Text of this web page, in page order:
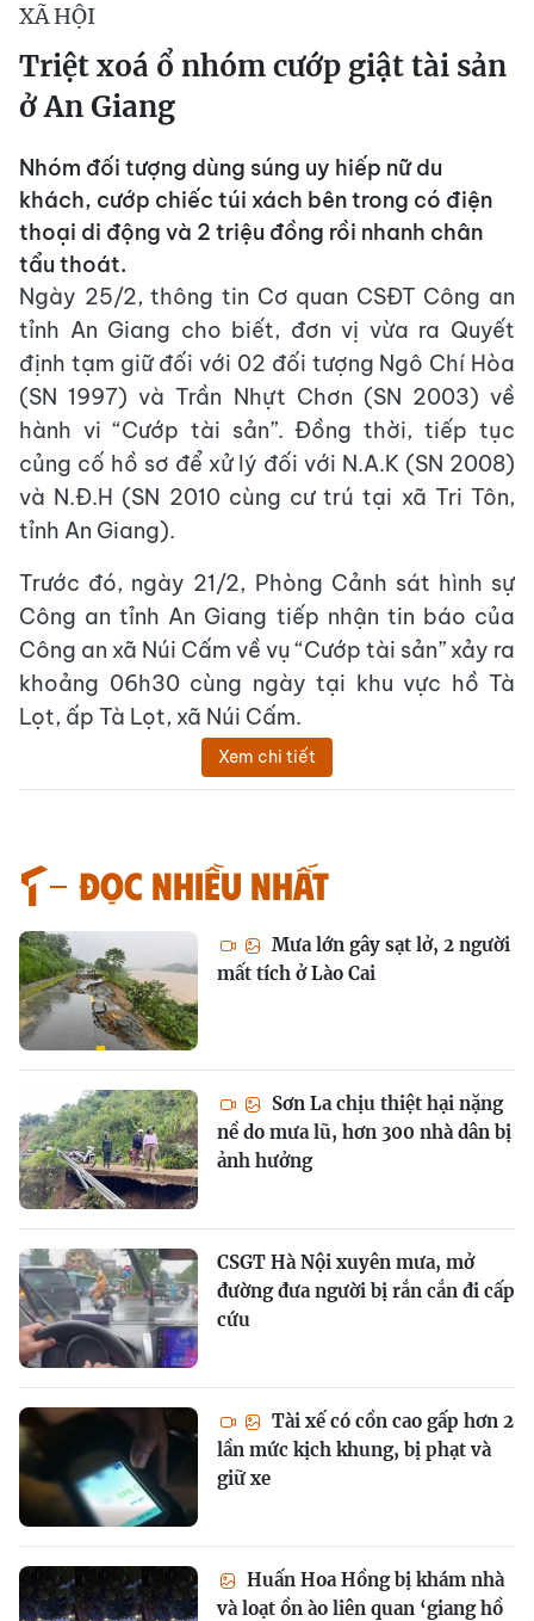
XÃ HỘI
Triệt xoá ổ nhóm cướp giật tài sản
ở An Giang
Nhóm đối tượng dùng súng uy hiếp nữ du
khách, cướp chiếc túi xách bên trong có điện
thoại di động và 2 triệu đồng rồi nhanh chân
tẩu thoát.
Ngày 25/2, thông tin Cơ quan CSĐT Công an
tỉnh An Giang cho biết, đơn vị vừa ra Quyết
định tạm giữ đối với 02 đối tượng Ngô Chí Hòa
(SN 1997) và Trần Nhựt Chơn (SN 2003) về
hành vi “Cướp tài sản”. Đồng thời, tiếp tục
củng cố hồ sơ để xử lý đối với N.A.K (SN 2008)
và N.Đ.H (SN 2010 cùng cư trú tại xã Tri Tôn,
tỉnh An Giang).
Trước đó, ngày 21/2, Phòng Cảnh sát hình sự
Công an tỉnh An Giang tiếp nhận tin báo của
Công an xã Núi Cấm về vụ “Cướp tài sản” xảy ra
khoảng 06h30 cùng ngày tại khu vực hồ Tà
Lọt, ấp Tà Lọt, xã Núi Cấm.
Xem chi tiết
Đọc nhiều nhất
Mưa lớn gây sạt lở, 2 người
mất tích ở Lào Cai
Sơn La chịu thiệt hại nặng
nề do mưa lũ, hơn 300 nhà dân bị
ảnh hưởng
CSGT Hà Nội xuyên mưa, mở
đường đưa người bị rắn cắn đi cấp
cứu
Tài xế có cồn cao gấp hơn 2
lần mức kịch khung, bị phạt và
giữ xe
Huấn Hoa Hồng bị khám nhà
và loạt ồn ào liên quan ‘giang hồ